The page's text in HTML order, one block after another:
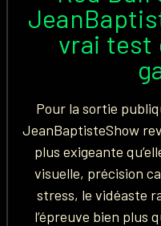
vrai test
Pour la sortie
JeanBaptisteShow
plus exigeante
visuelle, précision
stress, le vidéaste
l’épreuve bien plus